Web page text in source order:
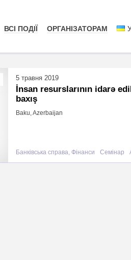
ВСІ ПОДІЇ ОРГАНІЗАТОРАМ
5 травня 2019
İnsan resurslarının idarə
baxış
Baku, Azerbaijan
Банківська справа, Фінанси Семінар